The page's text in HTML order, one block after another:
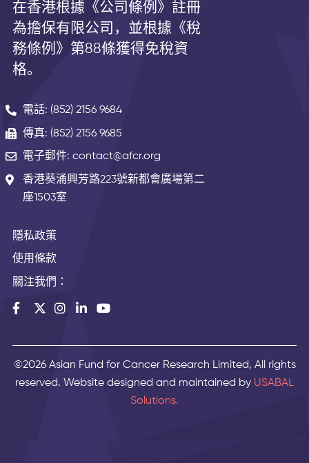
在香港根據《公司條例》註冊
為擔保有限公司，並根據《稅
務條例》第88條獲得免稅資
格。
電話: (852) 2156 9684
傳真: (852) 2156 9685
電子郵件: contact@afcr.org
香港葵涌興芳路223號新都會廣場第二
座1503室
隱私政策
使用條款
關注我們：
©2026 Asian Fund for Cancer Research Limited, All rights
reserved. Website designed and maintained by USABAL
Solutions.